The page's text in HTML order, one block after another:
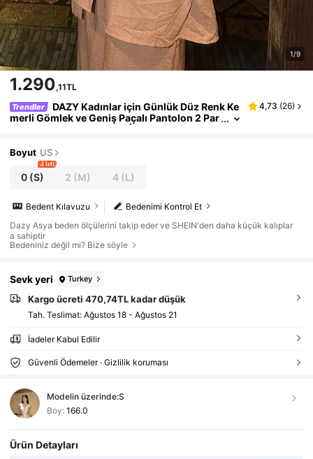
1/9
1.290,11TL
Trendler
DAZY Kadınlar için Günlük Düz Renk Ke
merli Gömlek ve Geniş Paçalı Pantolon 2 Par
ça Takım, Bahar Kadınlar İçin Ev Giyim Takım
4,73 (26)
Boyut US
0 (S)
4 left
2 (M) 4(L)
Bedenimi Kontrol Et
Bedent Kılavuzu
Dazy Asya beden ölçülerini takip eder ve SHEIN'den daha küçük kalıplar
a sahiptir
Bedeniniz değil mi? Bize söyle
Sevk yeri Turkey
Kargo ücreti 470,74TL kadar düşük
Tah. Teslimat: Ağustos 18 - Ağustos 21
İadeler Kabul Edilir
Güvenli Ödemeler · Gizlilik koruması
Modelin üzerinde:S
Boy: 166.0
Ürün Detayları